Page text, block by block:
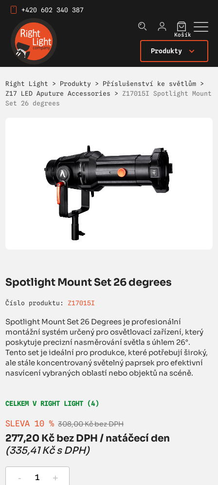
+420 602 340 387
Produkty
Košík
Right Light > Produkty > Příslušenství ke světlům >
Z17 LED Aputure Accessories > Z17015I Spotlight Mount
Set 26 degrees
Spotlight Mount Set 26 degrees
Číslo produktu: Z17015I
Spotlight Mount Set 26 Degrees je profesionální
montážní systém určený pro osvětlovací zařízení, který
poskytuje precizní nasměrování světla s úhlem 26°.
Tento set je ideální pro produkce, které potřebují široký,
ale stále koncentrovaný světelný paprsek pro efektivní
nasvícení vybraných oblastí nebo objektů na scéně.
CELKEM V RIGHT LIGHT (4)
SLEVA 10 % 308,00 Kč bez DPH
277,20 Kč bez DPH / natáčecí den
(335,41 Kč s DPH)
- +